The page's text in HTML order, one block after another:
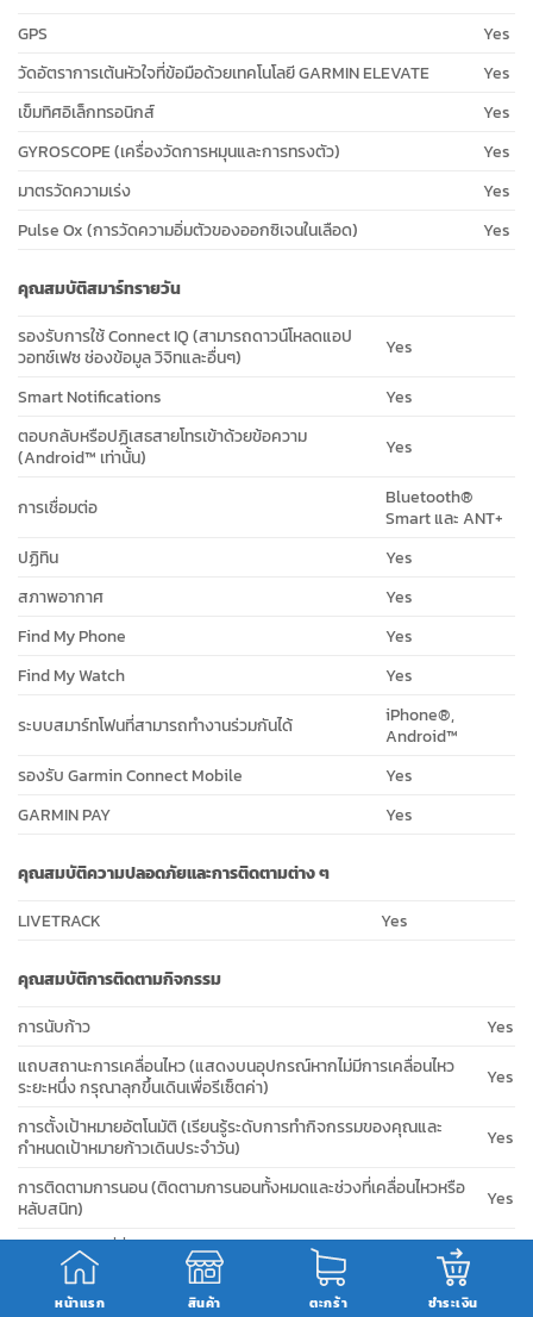
GPS
Yes
วัดอัตราการเต้นหัวใจที่ข้อมือด้วยเทคโนโลยี GARMIN ELEVATE
Yes
เข็มทิศอิเล็กทรอนิกส์
Yes
GYROSCOPE (เครื่องวัดการหมุนและการทรงตัว)
Yes
มาตรวัดความเร่ง
Yes
Pulse Ox (การวัดความอิ่มตัวของออกซิเจนในเลือด)
Yes
คุณสมบัติสมาร์ทรายวัน
รองรับการใช้ Connect IQ (สามารถดาวน์โหลดแอป
วอทช์เฟซ ช่องข้อมูล วิจิทและอื่นๆ)
Yes
Smart Notifications
Yes
ตอบกลับหรือปฏิเสธสายโทรเข้าด้วยข้อความ
(Android™ เท่านั้น)
Yes
การเชื่อมต่อ
Bluetooth®
Smart และ ANT+
ปฏิทิน
Yes
สภาพอากาศ
Yes
Find My Phone
Yes
Find My Watch
Yes
ระบบสมาร์ทโฟนที่สามารถทำงานร่วมกันได้
iPhone®,
Android™
รองรับ Garmin Connect Mobile
Yes
GARMIN PAY
Yes
คุณสมบัติความปลอดภัยและการติดตามต่าง ๆ
LIVETRACK
Yes
คุณสมบัติการติดตามกิจกรรม
การนับก้าว
Yes
แถบสถานะการเคลื่อนไหว (แสดงบนอุปกรณ์หากไม่มีการเคลื่อนไหว
ระยะหนึ่ง กรุณาลุกขึ้นเดินเพื่อรีเซ็ตค่า)
Yes
การตั้งเป้าหมายอัตโนมัติ (เรียนรู้ระดับการทำกิจกรรมของคุณและ
กำหนดเป้าหมายก้าวเดินประจำวัน)
Yes
การติดตามการนอน (ติดตามการนอนทั้งหมดและช่วงที่เคลื่อนไหวหรือ
หลับสนิท)
Yes
คำนวณแคลอรี่ที่ถูกเผาผลาญ
Yes
ระยะที่เดินทาง
หน้าแรก สินค้า ตะกร้า ชำระเงิน